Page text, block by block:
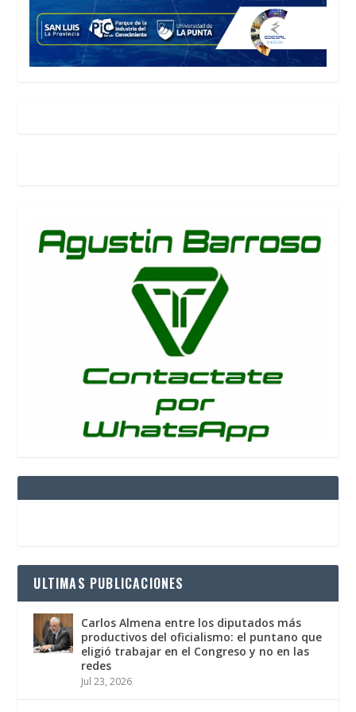
ULTIMAS PUBLICACIONES
Carlos Almena entre los diputados más
productivos del oficialismo: el puntano que
eligió trabajar en el Congreso y no en las
redes
Jul 23, 2026